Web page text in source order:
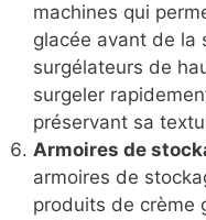
machines qui
glacée avant de la
surgélateurs de
surgeler
préservant sa
Armoires de
armoires de
produits de crème